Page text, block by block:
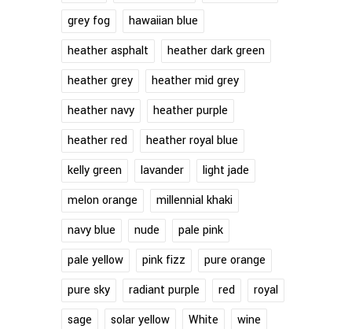
grey fog
hawaiian blue
heather asphalt
heather dark green
heather grey
heather mid grey
heather navy
heather purple
heather red
heather royal blue
kelly green
lavander
light jade
melon orange
millennial khaki
navy blue
nude
pale pink
pale yellow
pink fizz
pure orange
pure sky
radiant purple red
royal
sage
solar yellow White wine